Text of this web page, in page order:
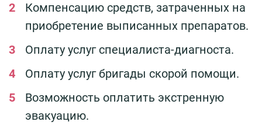
Компенсацию средств, затраченных на
приобретение выписанных препаратов.
Оплату услуг специалиста-диагноста.
Оплату услуг бригады скорой помощи.
Возможность оплатить экстренную
эвакуацию.